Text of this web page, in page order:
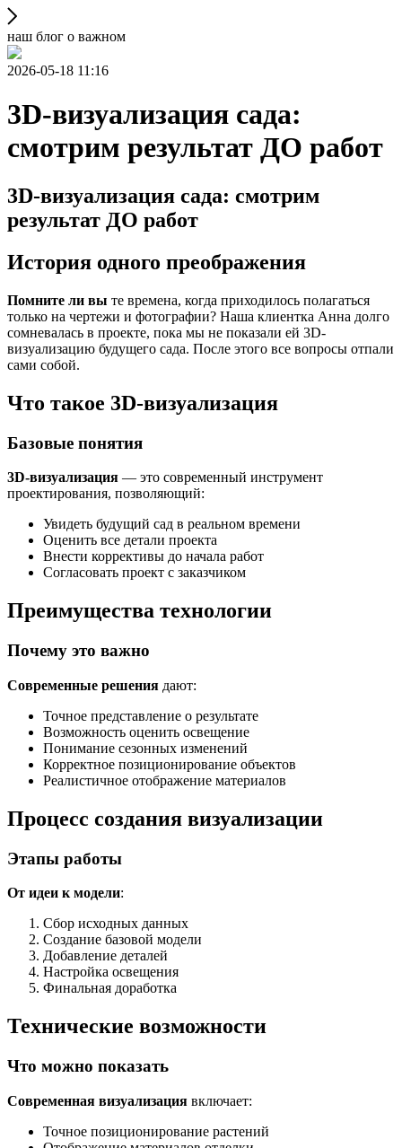
наш блог о важном
2026-05-18 11:16
3D-визуализация сада:
смотрим результат ДО работ
3D-визуализация сада: смотрим
результат ДО работ
История одного преображения
Помните ли вы те времена, когда приходилось полагаться
только на чертежи и фотографии? Наша клиентка Анна долго
сомневалась в проекте, пока мы не показали ей 3D-
визуализацию будущего сада. После этого все вопросы отпали
сами собой.
Что такое 3D-визуализация
Базовые понятия
3D-визуализация — это современный инструмент
проектирования, позволяющий:
Увидеть будущий сад в реальном времени
Оценить все детали проекта
Внести коррективы до начала работ
Согласовать проект с заказчиком
Преимущества технологии
Почему это важно
Современные решения дают:
Точное представление о результате
Возможность оценить освещение
Понимание сезонных изменений
Корректное позиционирование объектов
Реалистичное отображение материалов
Процесс создания визуализации
Этапы работы
От идеи к модели:
Сбор исходных данных
Создание базовой модели
Добавление деталей
Настройка освещения
Финальная доработка
Технические возможности
Что можно показать
Современная визуализация включает:
Точное позиционирование растений